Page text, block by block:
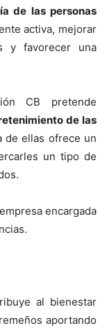
de las personas
activa, mejorar
y favorecer una
CB pretende
de las
de ellas ofrece un
un tipo de
encargada
al bienestar
aportando